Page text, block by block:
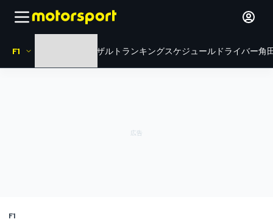
F1 リザルト ランキングスケジュール ドライバー角
F1